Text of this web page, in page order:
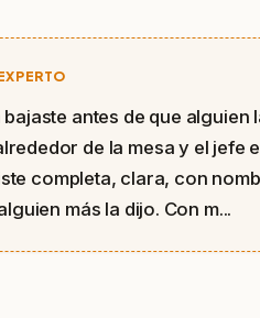
antes de que alguien
de la mesa y el jefe
completa, clara, con
más la dijo. Con m...